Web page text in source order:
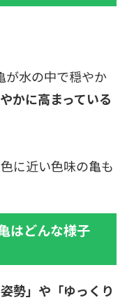
が水の中で穏やか
かに高まっている
に近い色味の亀も
はどんな様子
勢」や「ゆっくり